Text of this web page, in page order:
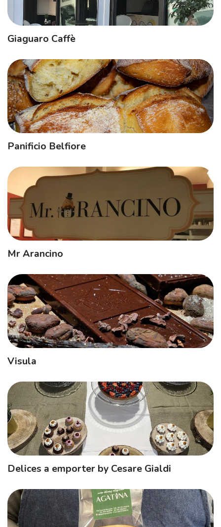
Giaguaro Caffè
Panificio Belfiore
Mr Arancino
Visula
Delices a emporter by Cesare Gialdi